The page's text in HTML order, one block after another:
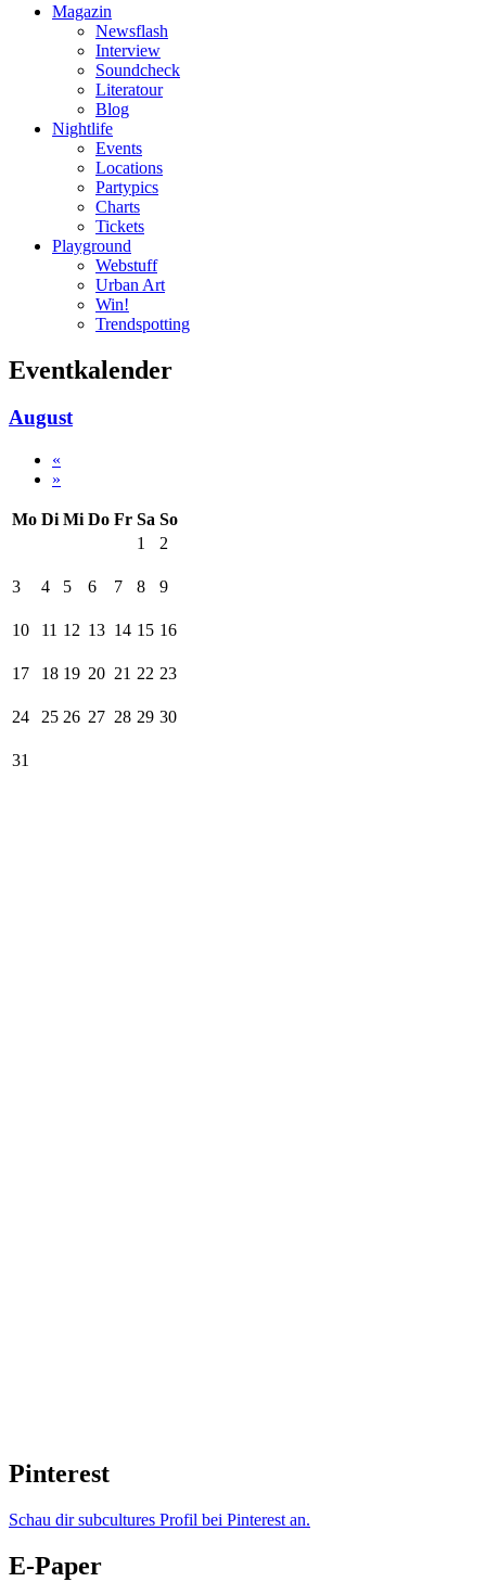
Magazin
Newsflash
Interview
Soundcheck
Literatour
Blog
Nightlife
Events
Locations
Partypics
Charts
Tickets
Playground
Webstuff
Urban Art
Win!
Trendspotting
Eventkalender
August
«
»
Mo Di Mi Do Fr Sa So
1
2
3 4 5 6 7 8 9
10 11 12 13 14 15 16
17 18 19 20 21 22 23
24 25 26 27 28 29 30
31
Pinterest
Schau dir subcultures Profil bei Pinterest an.
E-Paper